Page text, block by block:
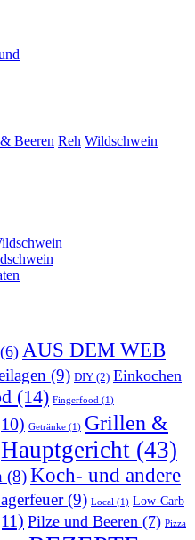
Beeren Reh Wildschwein
(6) AUS DEM WEB
(9) DIY (2) Einkochen
(14) Fingerfood (1)
Getränke (1) Grillen &
Hauptgericht (43)
(8)Koch- und andere
(9) Local (1) Low-Carb
Pilze und Beeren (7) Pizza